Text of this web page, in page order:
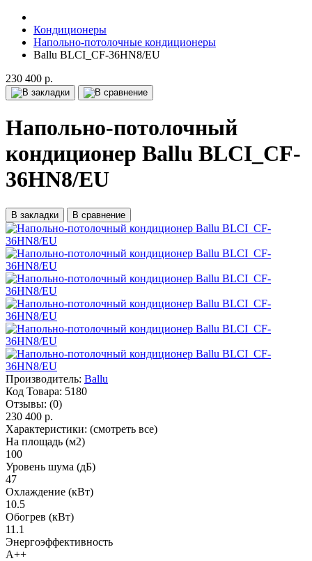
Кондиционеры
Напольно-потолочные кондиционеры
Ballu BLCI_CF-36HN8/EU
230 400 р.
Напольно-потолочный
кондиционер Ballu BLCI_CF-
36HN8/EU
В закладки В сравнение
Производитель: Ballu
Код Товара: 5180
Отзывы: (0)
230 400 р.
Характеристики: (смотреть все)
На площадь (м2)
100
Уровень шума (дБ)
47
Охлаждение (кВт)
10.5
Обогрев (кВт)
11.1
Энергоэффективность
A++